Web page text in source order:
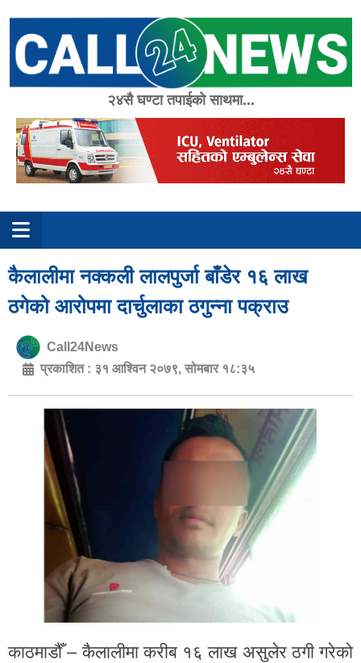
content
२४सै घण्टा तपाईको साथमा...
कैलालीमा नक्कली लालपुर्जा बाँडेर १६ लाख
ठगेको आरोपमा दार्चुलाका ठगुन्ना पक्राउ
Call24News
प्रकाशित : ३१ आश्विन २०७९, सोमबार १८:३५
काठमाडौँ – कैलालीमा करीब १६ लाख असुलेर ठगी गरेको